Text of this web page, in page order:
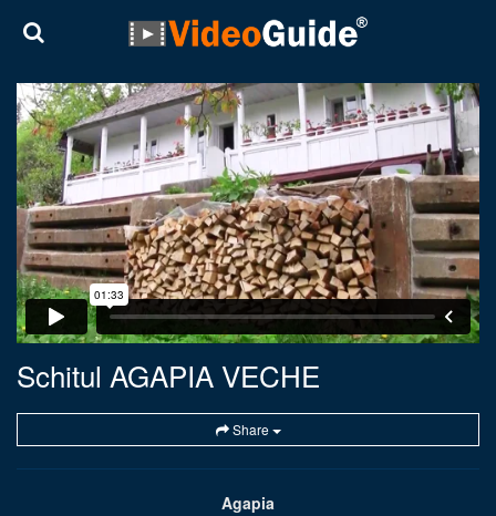
Schitul AGAPIA VECHE
Share
Agapia